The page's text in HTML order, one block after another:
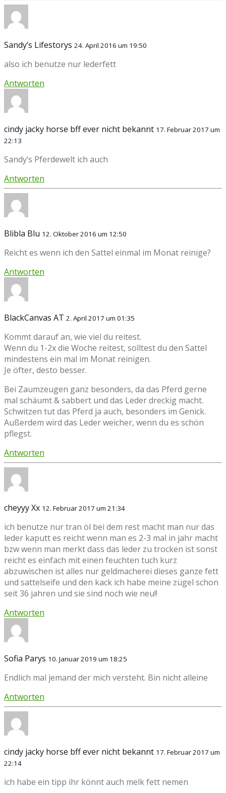
Sandy’s Lifestorys 24. April 2016 um 19:50
also ich benutze nur lederfett
Antworten
cindy jacky horse bff ever nicht bekannt 17. Februar 2017 um
22:13
Sandy’s Pferdewelt ich auch
Antworten
Blibla Blu 12. Oktober 2016 um 12:50
Reicht es wenn ich den Sattel einmal im Monat reinige?
Antworten
BlackCanvas AT 2. April 2017 um 01:35
Kommt darauf an, wie viel du reitest.
Wenn du 1-2x die Woche reitest, solltest du den Sattel
mindestens ein mal im Monat reinigen.
Je öfter, desto besser.
Bei Zaumzeugen ganz besonders, da das Pferd gerne
mal schäumt & sabbert und das Leder dreckig macht.
Schwitzen tut das Pferd ja auch, besonders im Genick.
Außerdem wird das Leder weicher, wenn du es schön
pflegst.
Antworten
cheyyy Xx 12. Februar 2017 um 21:34
ich benutze nur tran öl bei dem rest macht man nur das
leder kaputt es reicht wenn man es 2-3 mal in jahr macht
bzw wenn man merkt dass das leder zu trocken ist sonst
reicht es einfach mit einen feuchten tuch kurz
abzuwischen ist alles nur geldmacherei dieses ganze fett
und sattelseife und den kack ich habe meine zügel schon
seit 36 jahren und sie sind noch wie neu!!
Antworten
Sofia Parys 10. Januar 2019 um 18:25
Endlich mal jemand der mich versteht. Bin nicht alleine
Antworten
cindy jacky horse bff ever nicht bekannt 17. Februar 2017 um
22:14
ich habe ein tipp ihr könnt auch melk fett nemen